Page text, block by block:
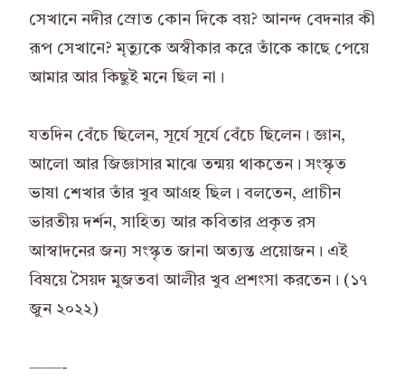
সেখানে নদীর স্রোত কোন দিকে বয়? আনন্দ বেদনার কী
রূপ সেখানে? মৃত্যুকে অস্বীকার করে তাঁকে কাছে পেয়ে
আমার আর কিছুই মনে ছিল না।
যতদিন বেঁচে ছিলেন, সূর্যে সূর্যে বেঁচে ছিলেন। জ্ঞান,
আলো আর জিজ্ঞাসার মাঝে তন্ময় থাকতেন। সংস্কৃত
ভাষা শেখার তাঁর খুব আগ্রহ ছিল। বলতেন, প্রাচীন
ভারতীয় দর্শন, সাহিত্য আর কবিতার প্রকৃত রস
আস্বাদনের জন্য সংস্কৃত জানা অত্যন্ত প্রয়োজন। এই
বিষয়ে সৈয়দ মুজতবা আলীর খুব প্রশংসা করতেন। (১৭
জুন ২০২২)
——-